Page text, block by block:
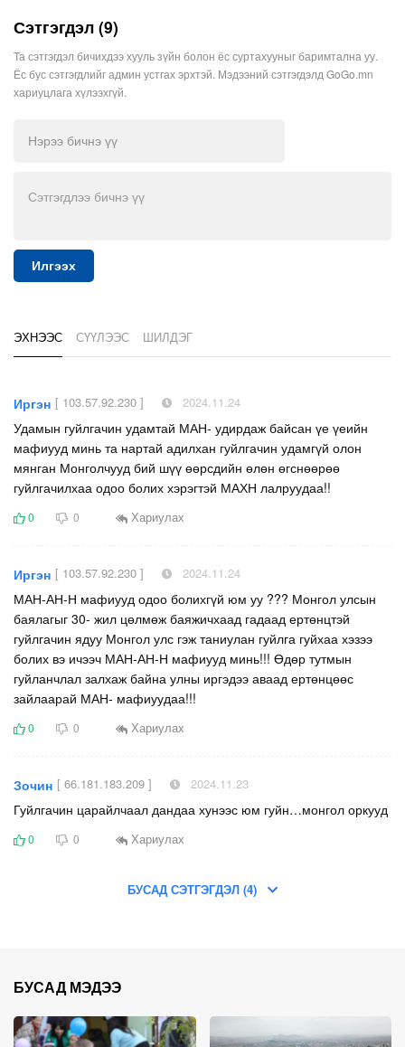
Сэтгэгдэл (9)
Та сэтгэгдэл бичихдээ хууль зүйн болон ёс суртахууныг баримтална уу.
Ёс бус сэтгэгдлийг админ устгах эрхтэй. Мэдээний сэтгэгдэлд GoGo.mn
хариуцлага хүлээхгүй.
Илгээх
ЭХНЭЭС СҮҮЛЭЭС ШИЛДЭГ
Иргэн [ 103.57.92.230 ] 2024.11.24
Удамын гуйлгачин удамтай МАН- удирдаж байсан үе үеийн
мафиууд минь та нартай адилхан гуйлгачин удамгүй олон
мянган Монголчууд бий шүү өөрсдийн өлөн өгснөөрөө
гуйлгачилхаа одоо болих хэрэгтэй МАХН лалруудаа!!
0 0 Хариулах
Иргэн [ 103.57.92.230 ] 2024.11.24
МАН-АН-Н мафиууд одоо болихгүй юм уу ??? Монгол улсын
баялагыг 30- жил цөлмөж баяжичхаад гадаад ертөнцтэй
гуйлгачин ядуу Монгол улс гэж таниулан гуйлга гуйхаа хэзээ
болих вэ ичээч МАН-АН-Н мафиууд минь!!! Өдөр тутмын
гуйланчлал залхаж байна улны иргэдээ аваад ертөнцөөс
зайлаарай МАН- мафиуудаа!!!
0 0 Хариулах
Зочин [ 66.181.183.209 ] 2024.11.23
Гуйлгачин царайлчаал дандаа хунээс юм гуйн…монгол оркууд
0 0 Хариулах
БУСАД СЭТГЭГДЭЛ (4)
БУСАД МЭДЭЭ